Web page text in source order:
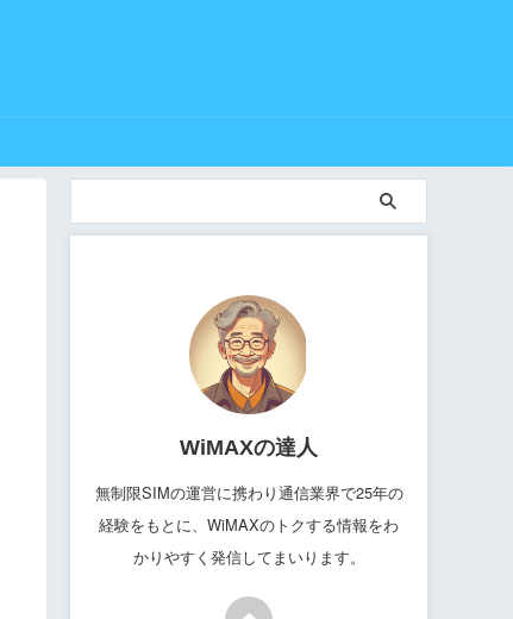
WiMAXの達人
無制限SIMの運営に携わり通信業界で25年の
経験をもとに、WiMAXのトクする情報をわ
かりやすく発信してまいります。